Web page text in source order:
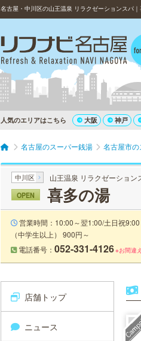
名古屋・中川区の山王温泉 リラクゼーションスパ
人気のエリアはこちら 大阪 神戸
名古屋のスーパー銭湯 名古屋市
中川区 山王温泉 リラクゼーション
OPEN 喜多の湯
営業時間：10:00～翌1:00/土日祝
（中学生以上） 900円～
電話番号： 052-331-4126※お間違
店舗トップ
ニュース